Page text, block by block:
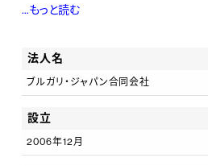
ート1つ1つが、ブルガリでしか出
新入社員として、知識や技術を
重要です。しかし、ブルガリ 東
ならば、ご自身を磨きながら、
を表現しお客様を魅了するか、
...もっと読む
法人名
ブルガリ・ジャパン合同会社
設立
2006年12月